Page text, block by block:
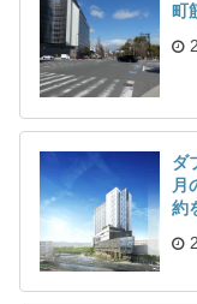
町
ダ
月
約